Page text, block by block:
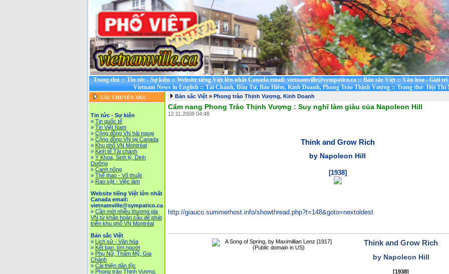
Trang chủ::Tin tức - Sự kiện::Website tiếng Việt lớn nhất Canada email: vietnamville@sympatico.ca::Bản sắc Việt::Văn hóa - Giải trí
Vietnam News in English::Tài Chánh, Đầu Tư, Bảo Hiểm, Kinh Doanh, Phong Trào Thịnh Vượng::Trang thơ- Hội Thi
CÁC CHUYÊN MỤC
Tin tức - Sự kiện
» Tin quốc tế
» Tin Việt Nam
» Cộng đồng VN hải ngoại
» Cộng đồng VN tại Canada
» Khu phố VN Montréal
» Kinh tế Tài chánh
» Y Khoa, Sinh lý, Dinh
Dưỡng
» Canh nông
» Thể thao - Võ thuật
» Rao vặt - Việc làm
Website tiếng Việt lớn nhất
Canada email:
vietnamville@sympatico.ca
» Cần mời nhiều thương gia
VN từ khắp hoàn cầu để phát
triễn khu phố VN Montréal
Bản sắc Việt
» Lịch sử - Văn hóa
» Kết bạn, tìm người
» Phụ Nữ, Thẩm Mỹ, Gia
Chánh
» Cải thiện dân tộc
» Phong trào Thịnh Vượng,
Bản sắc Việt » Phong trào Thịnh Vượng, Kinh Doanh
Cẩm nang Phong Trào Thịnh Vượng : Suy nghĩ làm giàu của Napoleon Hill
12.11.2008 04:48
Think and Grow Rich
by Napoleon Hill
[1938]
http://giauco.summerhost.info/showthread.php?t=148&goto=nextoldest
Think and Grow Rich
by Napoleon Hill
[1938]